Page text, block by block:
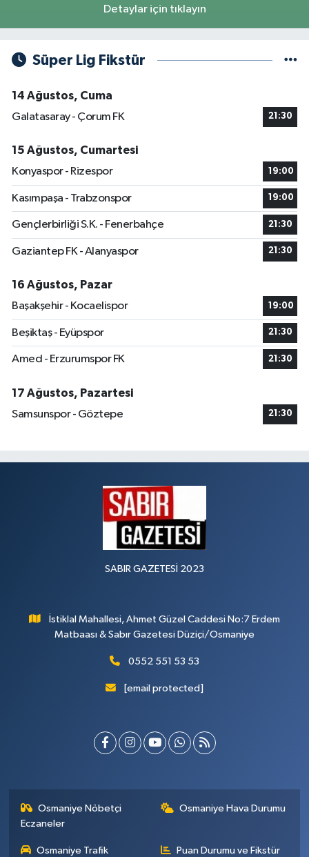
Detaylar için tıklayın
Süper Lig Fikstür
14 Ağustos, Cuma
Galatasaray - Çorum FK
21:30
15 Ağustos, Cumartesi
Konyaspor - Rizespor
19:00
Kasımpaşa - Trabzonspor 19:00
Gençlerbirliği S.K. - Fenerbahçe 21:30
Gaziantep FK - Alanyaspor 21:30
16 Ağustos, Pazar
Başakşehir - Kocaelispor
19:00
Beşiktaş - Eyüpspor 21:30
Amed - Erzurumspor FK 21:30
17 Ağustos, Pazartesi
Samsunspor - Göztepe
21:30
SABIR GAZETESİ 2023
İstiklal Mahallesi, Ahmet Güzel Caddesi No:7 Erdem
Matbaası & Sabır Gazetesi Düziçi/Osmaniye
0552 551 53 53
[email protected]
Osmaniye Nöbetçi
Eczaneler
Osmaniye Hava Durumu
Osmaniye Trafik Puan Durumu ve Fikstür